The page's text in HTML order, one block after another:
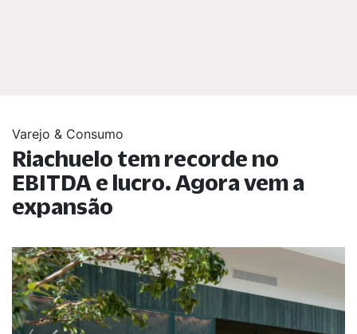
Varejo & Consumo
Riachuelo tem recorde no
EBITDA e lucro. Agora vem a
expansão